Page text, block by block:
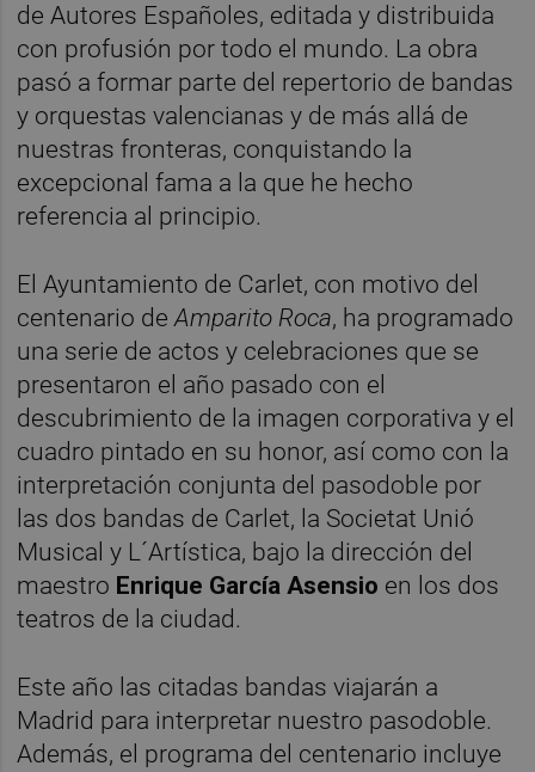
de Autores Españoles, editada y distribuida
con profusión por todo el mundo. La obra
pasó a formar parte del repertorio de bandas
y orquestas valencianas y de más allá de
nuestras fronteras, conquistando la
excepcional fama a la que he hecho
referencia al principio.
El Ayuntamiento de Carlet, con motivo del
centenario deAmparito Roca, ha programado
una serie de actos y celebraciones que se
presentaron el año pasado con el
descubrimiento de la imagen corporativa y el
cuadro pintado en su honor, así como con la
interpretación conjunta del pasodoble por
las dos bandas de Carlet, la Societat Unió
Musical y L´Artística, bajo la dirección del
maestro Enrique García Asensio en los dos
teatros de la ciudad.
Este año las citadas bandas viajarán a
Madrid para interpretar nuestro pasodoble.
Además, el programa del centenario incluye